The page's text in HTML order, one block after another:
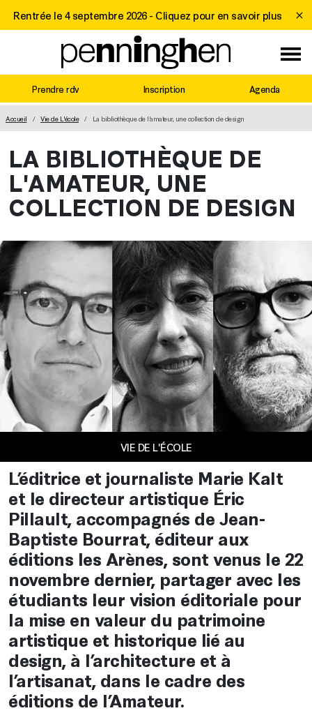
Rentrée le 4 septembre 2026 - Cliquez pour en savoir plus
Prendre rdv Inscription Agenda
MAIN NAVIGATION
Accueil Vie de L'école La bibliothèque de l'amateur, une collection de design
LA BIBLIOTHÈQUE DE
L'AMATEUR, UNE
COLLECTION DE DESIGN
VIE DE L'ÉCOLE
L’éditrice et journaliste Marie Kalt
et le directeur artistique Éric
Pillault, accompagnés de Jean-
Baptiste Bourrat, éditeur aux
éditions les Arènes, sont venus le 22
novembre dernier, partager avec les
étudiants leur vision éditoriale pour
la mise en valeur du patrimoine
artistique et historique lié au
design, à l’architecture et à
l’artisanat, dans le cadre des
éditions de l’Amateur.